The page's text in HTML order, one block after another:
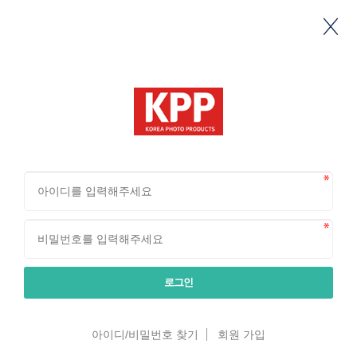
로그인
아이디/비밀번호 찾기 회원 가입